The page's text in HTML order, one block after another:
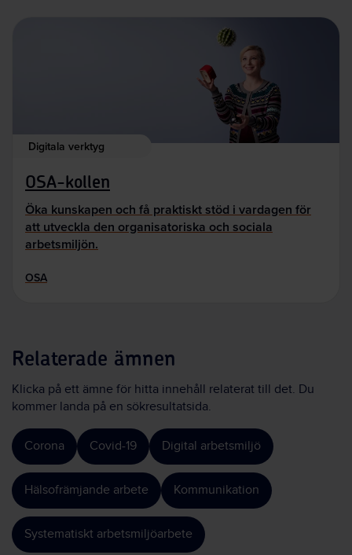
Digitala verktyg
OSA-kollen
Öka kunskapen och få praktiskt stöd i vardagen för
att utveckla den organisatoriska och sociala
arbetsmiljön.
OSA
Relaterade ämnen
Klicka på ett ämne för hitta innehåll relaterat till det. Du
kommer landa på en sökresultatsida.
Corona Covid-19 Digital arbetsmiljö
Hälsofrämjande arbete Kommunikation
Systematiskt arbetsmiljöarbete